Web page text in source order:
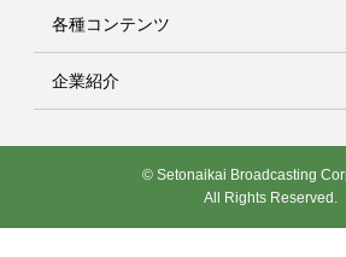
各種コンテンツ
企業紹介
© Setonaikai Broadcasting
All Rights Reserved.